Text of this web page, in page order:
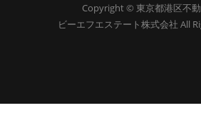
Copyright © 東京都港区不
ビーエフエステート株式会社 All